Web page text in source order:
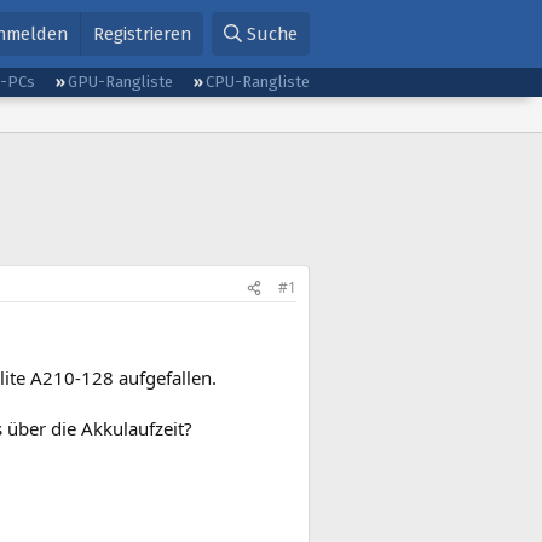
Registrieren Suche
PCs GPU-Rangliste CPU-Rangliste
#1
A210-128 aufgefallen.
die Akkulaufzeit?